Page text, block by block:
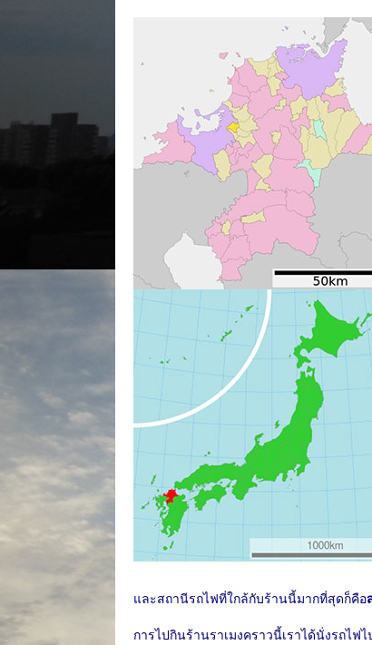
และสถานีรถไฟที่ใกล้กับร้านนี้มากที่สุดก็คือ
การไปกินร้านราเมงคราวนี้เราได้นั่งรถไ